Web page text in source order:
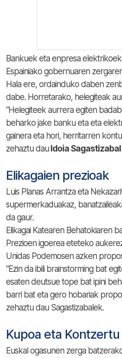
Bankuek eta enpresa
Espainiako gobernuaren
Hala ere, ordainduko daben
dabe. Horretarako, helegiteak
“Helegiteek aurrera egiten
beharko jake banku eta eta
gainera eta hori, herritarren
zehaztu dau Idoia
Elikagaien prezioak
Luis Planas Arrantza eta
supermerkaduakaz,
da gaur.
Elikagai Katearen Behatokiaren
Prezioen igoerea eteteko
Unidas Podemosen azken
“Ezin da ibili brainstorming bat
esaten deutsue tope bat ipini
barri bat eta gero hobariak
zehaztu dau Sagastizabalek.
Kupoa eta Kontzertu
Euskal ogasunen zerga